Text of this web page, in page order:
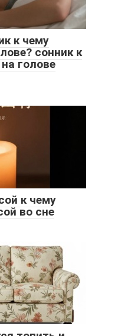
к чему
сонник к
голове
к чему
во сне